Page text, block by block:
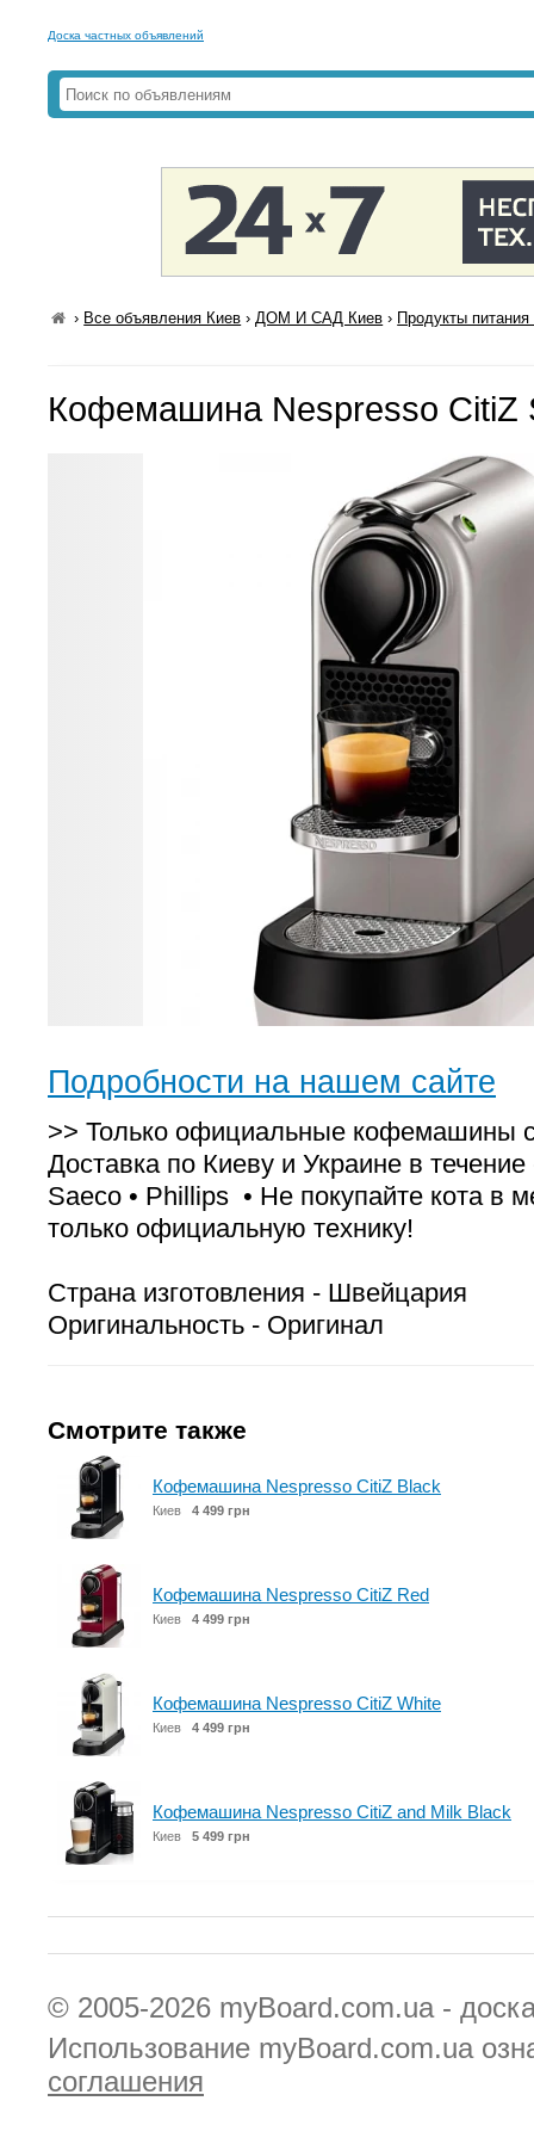
Доска частных объявлений
› Все объявления Киев ›ДОМ И САД Киев › Продукты
Кофемашина Nespresso CitiZ
Подробности на нашем сайте
>> Только официальные кофемашины с
Доставка по Киеву и Украине в течение
Saeco • Phillips • Не покупайте кота в
только официальную технику!
Страна изготовления - Швейцария
Оригинальность - Оригинал
Смотрите также
Кофемашина Nespresso CitiZ Black
Киев 4 499 грн
Кофемашина Nespresso CitiZ Red
Киев 4 499 грн
Кофемашина Nespresso CitiZ White
Киев 4 499 грн
Кофемашина Nespresso CitiZ and Milk Black
Киев 5 499 грн
© 2005-2026 myBoard.com.ua -
Использование myBoard.com.ua
соглашения